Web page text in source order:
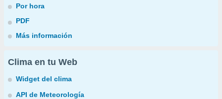
Por hora
PDF
Más información
Clima en tu Web
Widget del clima
API de Meteorología